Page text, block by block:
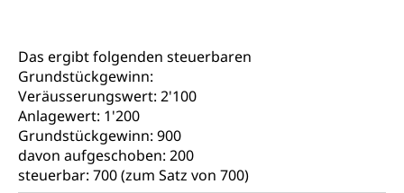
Das ergibt folgenden steuerbaren
Grundstückgewinn:
Veräusserungswert: 2'100
Anlagewert: 1'200
Grundstückgewinn: 900
davon aufgeschoben: 200
steuerbar: 700 (zum Satz von 700)